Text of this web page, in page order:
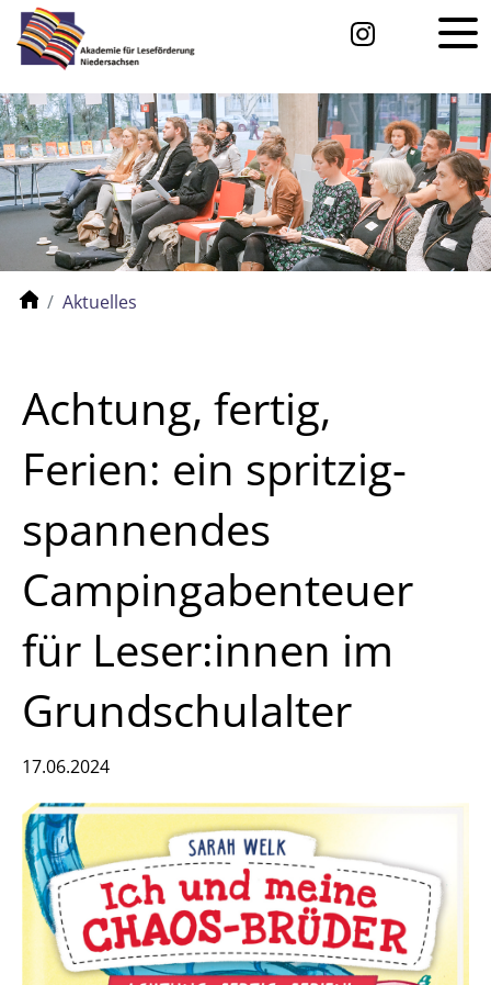
Aktuelles
Achtung, fertig,
Ferien: ein spritzig-
spannendes
Campingabenteuer
für Leser:innen im
Grundschulalter
17.06.2024